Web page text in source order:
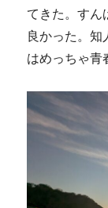
てきた。すん
良かった。
はめっちゃ青